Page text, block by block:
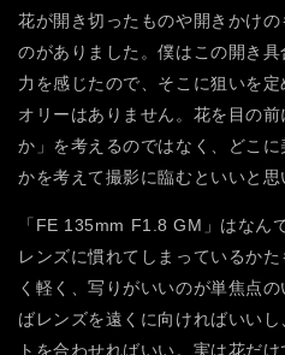
花が開き切ったものや開きかけ
のがありました。僕はこの開き
力を感じたので、そこに狙いを
オリーはありません。花を目の
か」を考えるのではなく、どこ
かを考えて撮影に臨むといいと思
「FE 135mm F1.8 GM」はなん
レンズに慣れてしまっているか
く軽く、写りがいいのが単焦点
ばレンズを遠くに向ければいい
トを合わせればいい。実は花だ